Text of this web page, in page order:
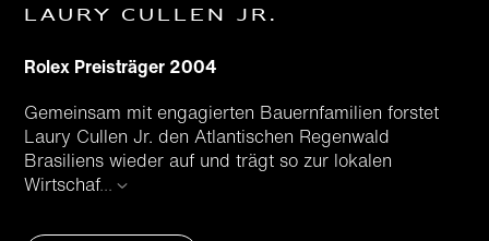
Laury Cullen Jr.
Rolex Preisträger 2004
Gemeinsam mit engagierten Bauern­familien forstet
Laury Cullen Jr. den Atlantischen Regenwald
Brasiliens wieder auf und trägt so zur lokalen
Wirtschaf...